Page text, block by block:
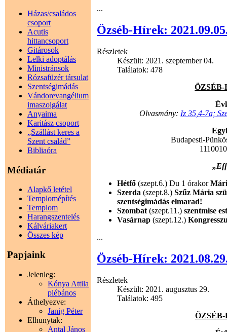
Házas/családos
csoport
Acutis
hittancsoport
Gitárosok
Lelki adoptálás
Ministránsok
Rózsafüzér társulat
Szentségimádás
Vándorevangélium
imaszolgálat
Anyaima
Karitász csoport
„Szállást keres a
Szent család”
Bibliaóra
Médiatár
Alapkő letétel
Templomépítés
Templom
Harangszentelés
Kálváriakert
Összes kép
Papjaink
Jelenleg:
Kónya Attila
plébános
Áthelyezve:
Janig Péter
Elhunytak:
Antal János
...
Özséb-Hírek:
Részletek
Készült: 2021. szeptember 04.
Találatok: 478
ÖZSÉB-
Olvasmány: Iz 35,4-7a;
Budapesti-
Hétfő (szept.6.) Du 1 órakor
Szerda (szept.8.)Szűz Mária
szentségimádás elmarad!
Szombat (szept.11.)szentmise
Vasárnap (szept.12.)
...
Özséb-Hírek:
Részletek
Készült: 2021. augusztus 29.
Találatok: 495
ÖZSÉB-